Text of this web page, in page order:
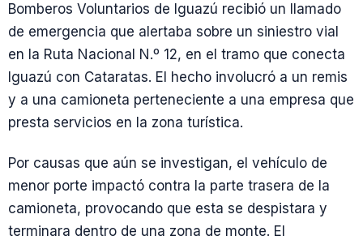
Bomberos Voluntarios de Iguazú recibió un llamado
de emergencia que alertaba sobre un siniestro vial
en la Ruta Nacional N.º 12, en el tramo que conecta
Iguazú con Cataratas. El hecho involucró a un remis
y a una camioneta perteneciente a una empresa que
presta servicios en la zona turística.
Por causas que aún se investigan, el vehículo de
menor porte impactó contra la parte trasera de la
camioneta, provocando que esta se despistara y
terminara dentro de una zona de monte. El